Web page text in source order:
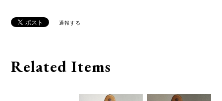
通報する
Related Items